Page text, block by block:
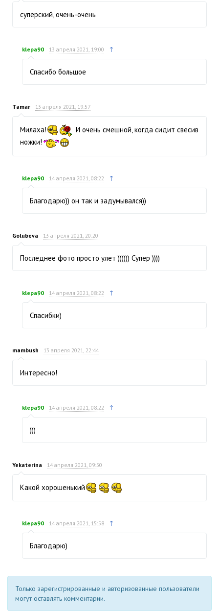
суперский, очень-очень
klepa90 13 апреля 2021, 19:00 ↑
Спасибо большое
Tamar 13 апреля 2021, 19:57
Милаха!
И очень смешной, когда сидит свесив
ножки!
klepa90 14 апреля 2021, 08:22 ↑
Благодарю)) он так и задумывался))
Golubeva 13 апреля 2021, 20:20
Последнее фото просто улет )))))) Супер ))))
klepa90 14 апреля 2021, 08:22 ↑
Спасибки)
mambush 13 апреля 2021, 22:44
Интересно!
klepa90 14 апреля 2021, 08:22 ↑
)))
Yekaterina 14 апреля 2021, 09:50
Какой хорошенький
klepa90 14 апреля 2021, 15:58 ↑
Благодарю)
Только зарегистрированные и авторизованные пользователи
могут оставлять комментарии.